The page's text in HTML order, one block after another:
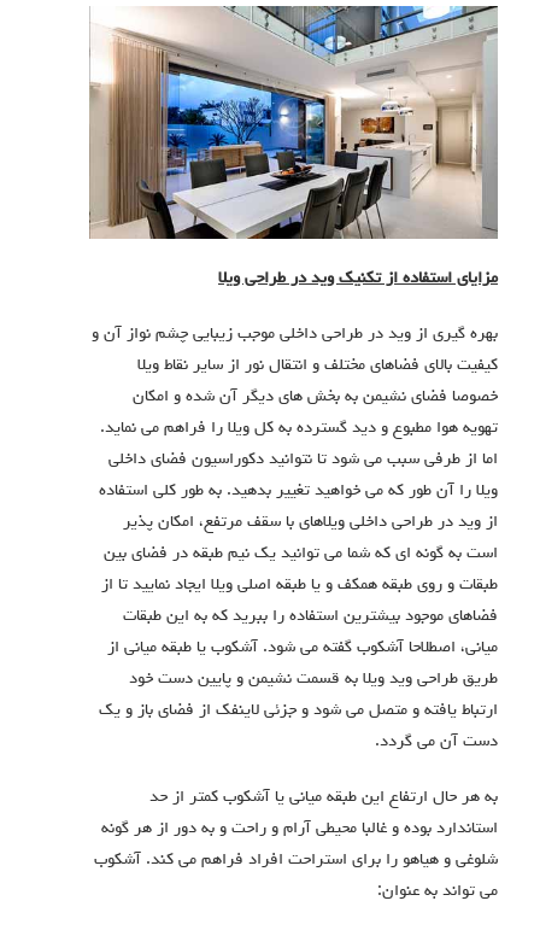
مزایای استفاده از تکنیک وید در طراحی ویلا
بهره گیری از وید در طراحی داخلی موجب زیبایی چشم نواز آن و
کیفیت بالای فضاهای مختلف و انتقال نور از سایر نقاط ویلا
خصوصا فضای نشیمن به بخش های دیگر آن شده و امکان
تهویه هوا مطبوع و دید گسترده به کل ویلا را فراهم می نماید.
اما از طرفی سبب می شود تا نتوانید دکوراسیون فضای داخلی
ویلا را آن طور که می خواهید تغییر بدهید. به طور کلی استفاده
از وید در طراحی داخلی ویلاهای با سقف مرتفع، امکان پذیر
است به گونه ای که شما می توانید یک نیم طبقه در فضای بین
طبقات و روی طبقه همکف و یا طبقه اصلی ویلا ایجاد نمایید تا از
فضاهای موجود بیشترین استفاده را ببرید که به این طبقات
میانی، اصطلاحا آشکوب گفته می شود. آشکوب یا طبقه میانی از
طریق طراحی وید ویلا به قسمت نشیمن و پایین دست خود
ارتباط یافته و متصل می شود و جزئی لاینفک از فضای باز و یک
دست آن می گردد.
به هر حال ارتفاع این طبقه میانی یا آشکوب کمتر از حد
استاندارد بوده و غالبا محیطی آرام و راحت و به دور از هر گونه
شلوغی و هیاهو را برای استراحت افراد فراهم می کند. آشکوب
می تواند به عنوان: